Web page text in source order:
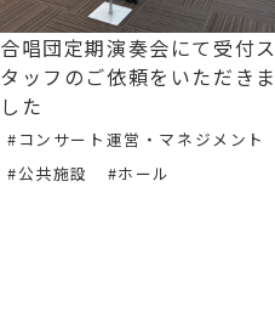
合唱団定期演奏会にて受付ス
タッフのご依頼をいただきま
した
#コンサート運営・マネジメント
#公共施設
#ホール